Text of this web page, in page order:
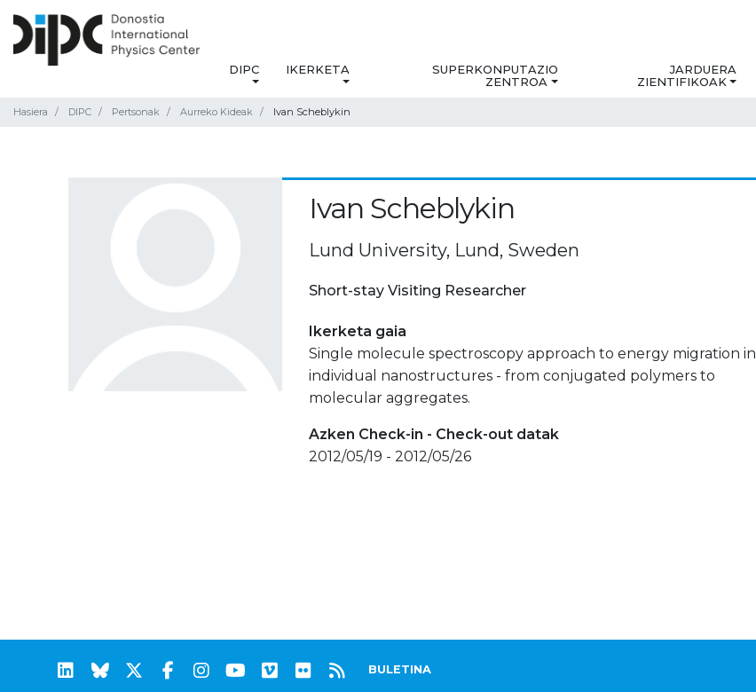
DIPC IKERKETA
SUPERKONPUTAZIO
ZENTROA
JARDUERA
ZIENTIFIKOAK
Hasiera DIPC Pertsonak Aurreko Kideak Ivan Scheblykin
Ivan Scheblykin
Lund University, Lund, Sweden
Short-stay Visiting Researcher
Ikerketa gaia
Single molecule spectroscopy approach to energy migration in
individual nanostructures - from conjugated polymers to
molecular aggregates.
Azken Check-in - Check-out datak
2012/05/19 - 2012/05/26
BULETINA